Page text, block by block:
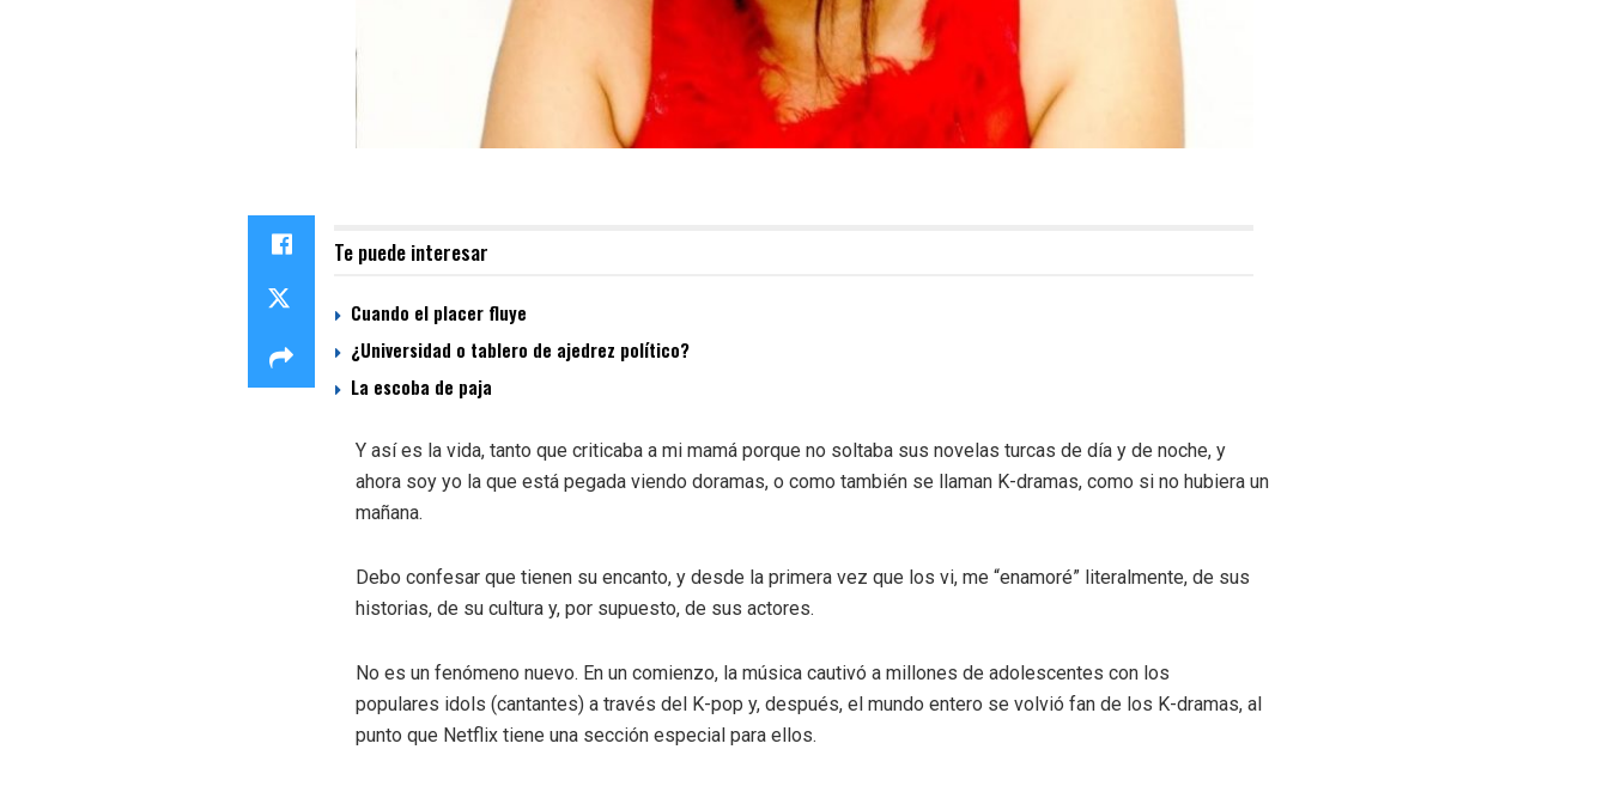
Te puede interesar
Cuando el placer fluye
¿Universidad o tablero de ajedrez político?
La escoba de paja
Y así es la vida, tanto que criticaba a mi mamá porque no soltaba sus novelas turcas de día y de noche, y
ahora soy yo la que está pegada viendo doramas, o como también se llaman K-dramas, como si no hubiera un
mañana.
Debo confesar que tienen su encanto, y desde la primera vez que los vi, me “enamoré” literalmente, de sus
historias, de su cultura y, por supuesto, de sus actores.
No es un fenómeno nuevo. En un comienzo, la música cautivó a millones de adolescentes con los
populares idols (cantantes) a través del K-pop y, después, el mundo entero se volvió fan de los K-dramas, al
punto que Netflix tiene una sección especial para ellos.